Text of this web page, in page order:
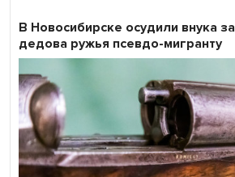
В Новосибирске осудили внука
дедова ружья псевдо-мигранту